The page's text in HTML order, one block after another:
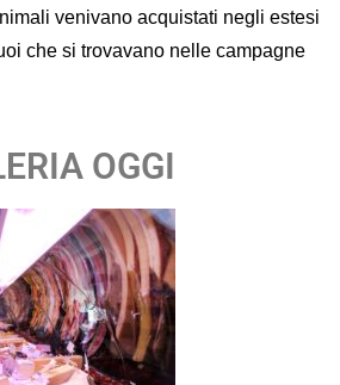
venivano acquistati negli estesi
che si trovavano nelle campagne
OGGI